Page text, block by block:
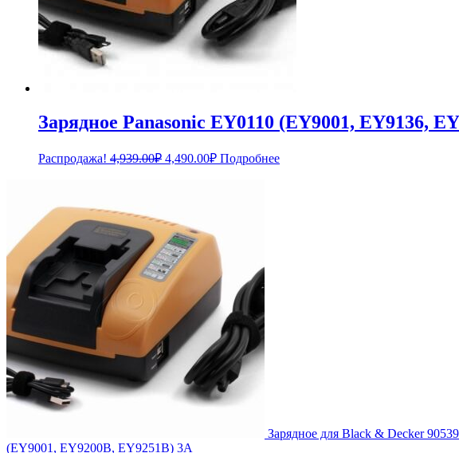
Зарядное Panasonic EY0110 (EY9001, EY9136,
Распродажа! 4,939.00₽ Первоначальная
4,490.00₽Текущая
цена:
Подробнее
Зарядное для Black & Decker
(EY9001, EY9200B, EY9251B) 3A